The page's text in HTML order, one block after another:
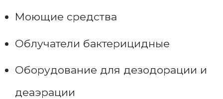
Моющие средства
Облучатели бактерицидные
Оборудование для дезодорации и
деаэрации